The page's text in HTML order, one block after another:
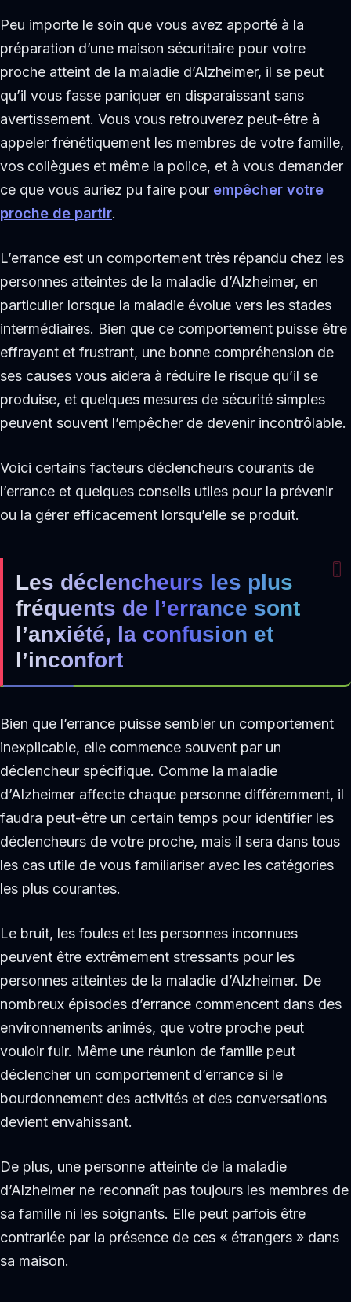
Peu importe le soin que vous avez apporté à la
préparation d’une maison sécuritaire pour votre
proche atteint de la maladie d’Alzheimer, il se peut
qu’il vous fasse paniquer en disparaissant sans
avertissement. Vous vous retrouverez peut-être à
appeler frénétiquement les membres de votre famille,
vos collègues et même la police, et à vous demander
ce que vous auriez pu faire pour empêcher votre
proche de partir.
L’errance est un comportement très répandu chez les
personnes atteintes de la maladie d’Alzheimer, en
particulier lorsque la maladie évolue vers les stades
intermédiaires. Bien que ce comportement puisse être
effrayant et frustrant, une bonne compréhension de
ses causes vous aidera à réduire le risque qu’il se
produise, et quelques mesures de sécurité simples
peuvent souvent l’empêcher de devenir incontrôlable.
Voici certains facteurs déclencheurs courants de
l’errance et quelques conseils utiles pour la prévenir
ou la gérer efficacement lorsqu’elle se produit.
Les déclencheurs les plus
fréquents de l’errance sont
l’anxiété, la confusion et
l’inconfort
Bien que l’errance puisse sembler un comportement
inexplicable, elle commence souvent par un
déclencheur spécifique. Comme la maladie
d’Alzheimer affecte chaque personne différemment, il
faudra peut-être un certain temps pour identifier les
déclencheurs de votre proche, mais il sera dans tous
les cas utile de vous familiariser avec les catégories
les plus courantes.
Le bruit, les foules et les personnes inconnues
peuvent être extrêmement stressants pour les
personnes atteintes de la maladie d’Alzheimer. De
nombreux épisodes d’errance commencent dans des
environnements animés, que votre proche peut
vouloir fuir. Même une réunion de famille peut
déclencher un comportement d’errance si le
bourdonnement des activités et des conversations
devient envahissant.
De plus, une personne atteinte de la maladie
d’Alzheimer ne reconnaît pas toujours les membres de
sa famille ni les soignants. Elle peut parfois être
contrariée par la présence de ces « étrangers » dans
sa maison.